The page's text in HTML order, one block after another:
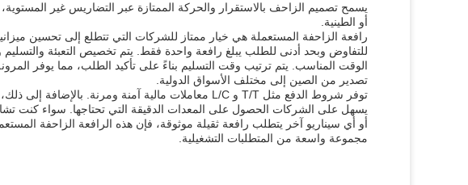
يسمح تصميم الزاحف بالاستقرار والحركة الممتازة عبر التضاريس غير المستوية،
أو الطينية.
رافعة الزاحفة المستعملة هي خيار ممتاز للشركات التي تتطلع إلى تحسين
للتفاوض وبحد أدنى للطلب يبلغ رافعة واحدة فقط. يتم تخصيص التعبئة
الوقت المناسب. يتم ترتيب وقت التسليم بناءً على تأكيد الطلب، مما يوفر
تصدير من الصين إلى مختلف الأسواق الدولية.
يسهل على الشركات الحصول على المعدات الدقيقة التي تحتاجها. سواء كنت تشارك
أو أي سيناريو آخر يتطلب رافعة ثقيلة موثوقة، فإن هذه الرافعة الزاحفة
مجموعة واسعة من المتطلبات التشغيلية.